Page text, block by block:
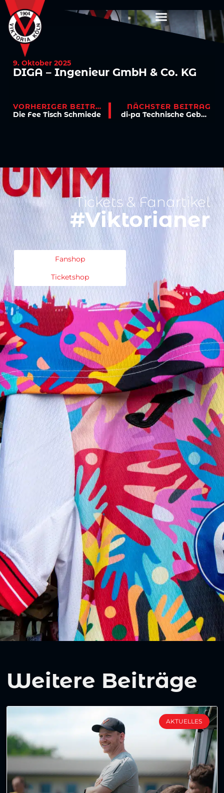
9. Oktober 2025
DIGA – Ingenieur GmbH & Co. KG
VORHERIGER BEITRAG
Die Fee Tisch Schmiede
NÄCHSTER BEITRAG
di-pa Technische Gebäudeservice GmbH
Tickets & Fanartikel
#Viktorianer
Fanshop
Ticketshop
Weitere Beiträge
AKTUELLES